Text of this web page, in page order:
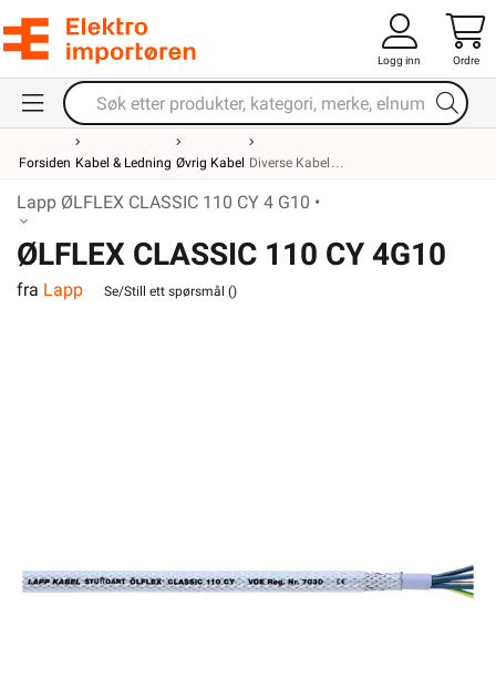
Logg inn Ordre
Forsiden Kabel & Ledning Øvrig Kabel Diverse Kabel
Lapp ØLFLEX CLASSIC 110 CY 4 G10 •
ØLFLEX CLASSIC 110 CY 4G10
fra Lapp Se/Still ett spørsmål ()